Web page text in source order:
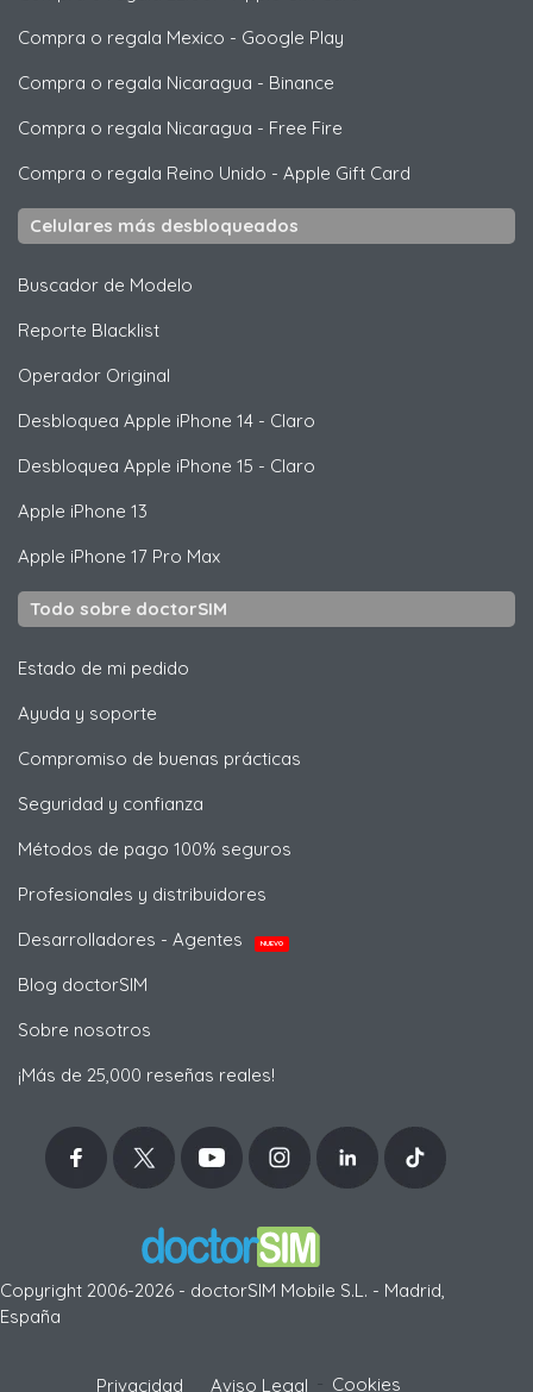
Compra o regala Mexico - Google Play
Compra o regala Nicaragua - Binance
Compra o regala Nicaragua - Free Fire
Compra o regala Reino Unido - Apple Gift Card
Celulares más desbloqueados
Buscador de Modelo
Reporte Blacklist
Operador Original
Desbloquea Apple iPhone 14 - Claro
Desbloquea Apple iPhone 15 - Claro
Apple iPhone 13
Apple iPhone 17 Pro Max
Todo sobre doctorSIM
Estado de mi pedido
Ayuda y soporte
Compromiso de buenas prácticas
Seguridad y confianza
Métodos de pago 100% seguros
Profesionales y distribuidores
Desarrolladores - Agentes
NUEVO
Blog doctorSIM
Sobre nosotros
¡Más de 25,000 reseñas reales!
Copyright 2006-2026 - doctorSIM Mobile S.L. - Madrid,
España
Privacidad Aviso Legal Cookies